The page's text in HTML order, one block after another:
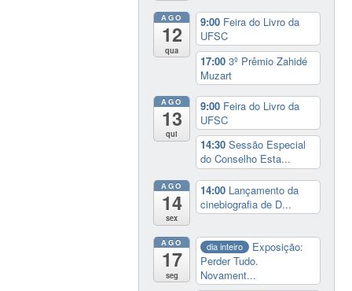
AGO
12
qua
9:00 Feira do Livro da
UFSC
17:003º Prêmio Zahidé
Muzart
AGO
13
qui
9:00 Feira do Livro da
UFSC
14:30Sessão Especial
do Conselho Esta...
AGO
14
sex
14:00 Lançamento da
cinebiografia de D...
AGO
17
seg
dia inteiro
Exposição:
Perder Tudo.
Novament...